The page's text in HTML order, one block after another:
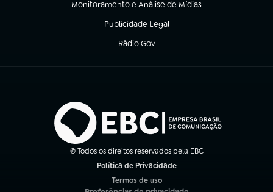
Monitoramento e Análise de Mídias
(abre em nova aba)
Publicidade Legal
(abre em nova aba)
Rádio Gov
(abre em nova aba)
© Todos os direitos reservados pela EBC
Política de Privacidade
Termos de uso
(abre em nova aba)